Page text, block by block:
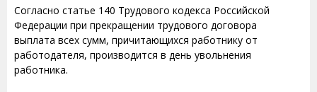
Согласно статье 140 Трудового кодекса Российской
Федерации при прекращении трудового договора
выплата всех сумм, причитающихся работнику от
работодателя, производится в день увольнения
работника.